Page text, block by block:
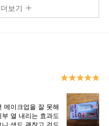
보기
메이크업을 잘 못해
열 내리는 효과도